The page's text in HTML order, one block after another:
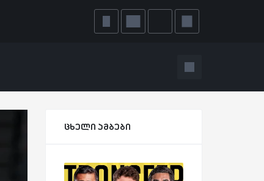
ცხელი ამბები